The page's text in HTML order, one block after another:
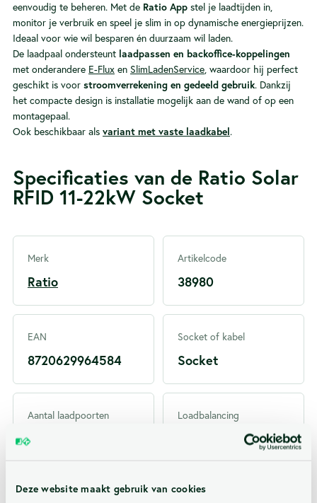
Deze website maakt gebruik van cookies
eenvoudig te beheren. Met de Ratio App stel je laadtijden in,
monitor je verbruik en speel je slim in op dynamische energieprijzen.
Ideaal voor wie wil besparen én duurzaam wil laden.
De laadpaal ondersteunt laadpassen en backoffice-koppelingen
met onderandere E-Flux en SlimLadenService, waardoor hij perfect
geschikt is voor stroomverrekening en gedeeld gebruik. Dankzij
het compacte design is installatie mogelijk aan de wand of op een
montagepaal.
Ook beschikbaar als variant met vaste laadkabel.
Specificaties van de Ratio Solar
RFID 11-22kW Socket
Merk
Ratio
Artikelcode
38980
EAN
8720629964584
Socket of kabel
Socket
Aantal laadpoorten
1
Loadbalancing
Ja, Optioneel
Voeding Maximaal Laadvermogen